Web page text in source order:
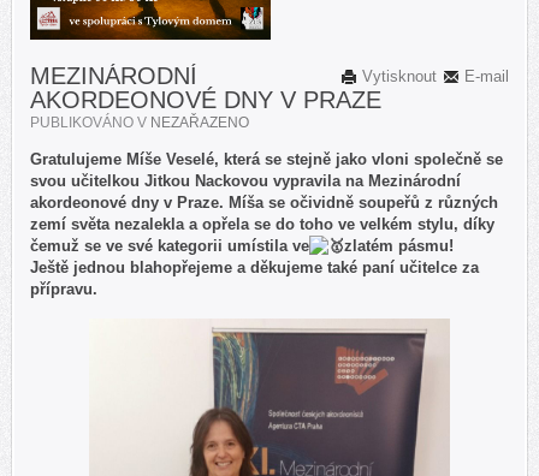
E-mail
Vytisknout
MEZINÁRODNÍ
AKORDEONOVÉ DNY V PRAZE
PUBLIKOVÁNO V NEZAŘAZENO
Gratulujeme Míše Veselé, která se stejně jako vloni společně se
svou učitelkou Jitkou Nackovou vypravila na Mezinárodní
akordeonové dny v Praze. Míša se očividně soupeřů z různých
zemí světa nezalekla a opřela se do toho ve velkém stylu, díky
čemuž se ve své kategorii umístila ve
zlatém pásmu!
Ještě jednou blahopřejeme a děkujeme také paní učitelce za
přípravu.